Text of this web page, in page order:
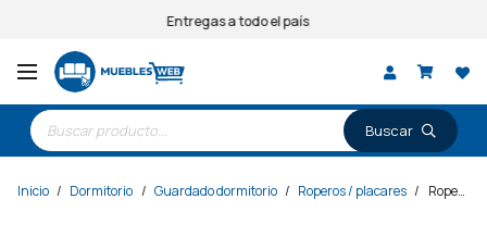
Entregas a todo el país
Búsqueda
de
productos
Inicio / Dormitorio / Guardado dormitorio / Roperos / placares / Ropero 6 Puertas 2 Cajones 9 Estantes – Armario – Placard – Negro